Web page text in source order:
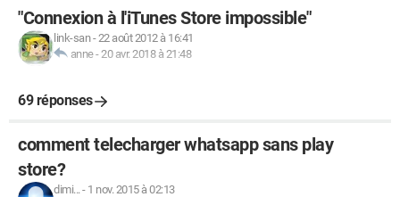
"Connexion à l'iTunes Store impossible"
link-san-22 août 2012 à 16:41
anne-20 avr. 2018 à 21:48
69 réponses
comment telecharger whatsapp sans play
store?
dimi...- 1 nov. 2015 à 02:13